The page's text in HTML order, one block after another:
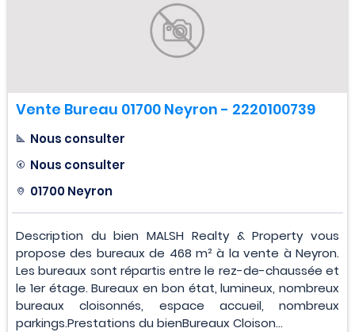
Vente Bureau 01700 Neyron - 2220100739
Nous consulter
Nous consulter
01700 Neyron
Description du bien MALSH Realty & Property vous
propose des bureaux de 468 m² à la vente à Neyron.
Les bureaux sont répartis entre le rez-de-chaussée et
le 1er étage. Bureaux en bon état, lumineux, nombreux
bureaux cloisonnés, espace accueil, nombreux
parkings.Prestations du bienBureaux Cloison...